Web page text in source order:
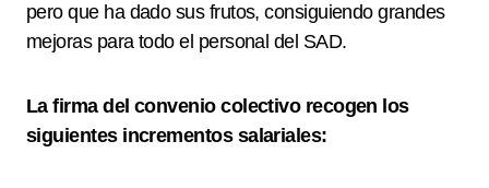
pero que ha dado sus frutos, consiguiendo grandes
mejoras para todo el personal del SAD.
La firma del convenio colectivo recogen los
siguientes incrementos salariales: